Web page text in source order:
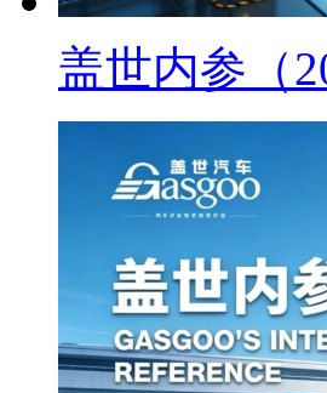
盖世内参（